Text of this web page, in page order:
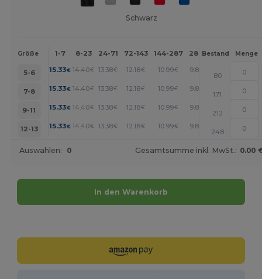
Schwarz
Größe 1-7 8-23 24-71 72-143 144-287 288 + Mehr
Bestand Menge
5-6 15.33€ 14.40€ 13.38€ 12.18€ 10.99€ 9.89 +
80
7-8
15.33€ 14.40€ 13.38€ 12.18€ 10.99€ 9.89 +
171
9-11
15.33€ 14.40€ 13.38€ 12.18€ 10.99€ 9.89 +
212
12-13
15.33€ 14.40€ 13.38€ 12.18€ 10.99€ 9.89 +
248
Auswahlen: 0 Gesamtsumme inkl. MwSt.: 0.00
In den Warenkorb